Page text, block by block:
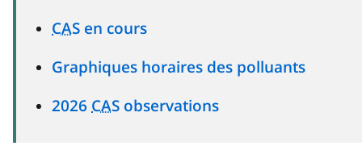
CAS en cours
Graphiques horaires des polluants
2026 CAS observations